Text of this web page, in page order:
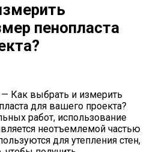
пенопласта
Как выбрать и измерить
для вашего проекта?
работ, использование
неотъемлемой частью
для утепления стен,